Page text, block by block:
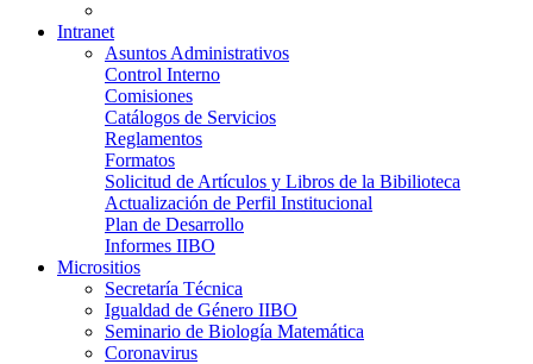
Intranet
Asuntos Administrativos
Control Interno
Comisiones
Catálogos de Servicios
Reglamentos
Formatos
Solicitud de Artículos y Libros de la Bibilioteca
Actualización de Perfil Institucional
Plan de Desarrollo
Informes IIBO
Micrositios
Secretaría Técnica
Igualdad de Género IIBO
Seminario de Biología Matemática
Coronavirus